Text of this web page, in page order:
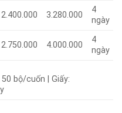
2.400.000 3.280.000
4
ngày
2.750.000 4.000.000
4
ngày
bộ/cuốn | Giấy: